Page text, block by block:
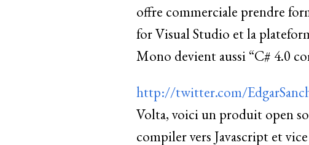
offre commerciale prendre
for Visual Studio et la
Mono devient aussi “C# 4.0
http://twitter.com/
Volta, voici un produit open
compiler vers Javascript et vice